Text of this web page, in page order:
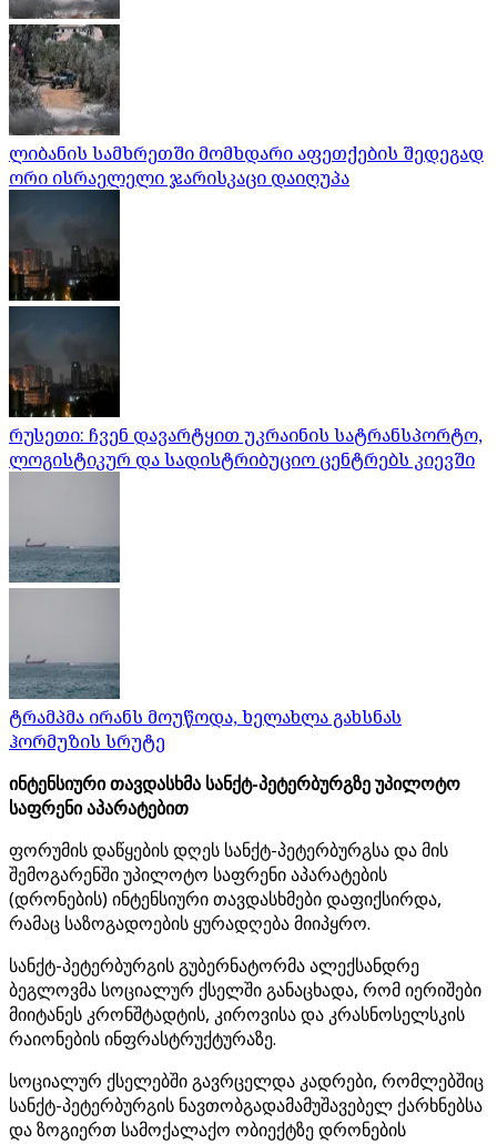
ლიბანის სამხრეთში მომხდარი აფეთქების შედეგად
ორი ისრაელელი ჯარისკაცი დაიღუპა
რუსეთი: ჩვენ დავარტყით უკრაინის სატრანსპორტო,
ლოგისტიკურ და სადისტრიბუციო ცენტრებს კიევში
ტრამპმა ირანს მოუწოდა, ხელახლა გახსნას
ჰორმუზის სრუტე
ინტენსიური თავდასხმა სანქტ-პეტერბურგზე უპილოტო
საფრენი აპარატებით
ფორუმის დაწყების დღეს სანქტ-პეტერბურგსა და მის
შემოგარენში უპილოტო საფრენი აპარატების
(დრონების) ინტენსიური თავდასხმები დაფიქსირდა,
რამაც საზოგადოების ყურადღება მიიპყრო.
სანქტ-პეტერბურგის გუბერნატორმა ალექსანდრე
ბეგლოვმა სოციალურ ქსელში განაცხადა, რომ იერიშები
მიიტანეს კრონშტადტის, კიროვისა და კრასნოსელსკის
რაიონების ინფრასტრუქტურაზე.
სოციალურ ქსელებში გავრცელდა კადრები, რომლებშიც
სანქტ-პეტერბურგის ნავთობგადამამუშავებელ ქარხნებსა
და ზოგიერთ სამოქალაქო ობიექტზე დრონების